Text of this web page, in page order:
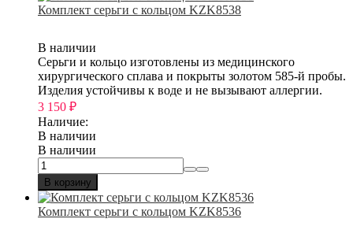
Комплект серьги с кольцом KZK8538
В наличии
Серьги и кольцо изготовлены из медицинского
хирургического сплава и покрыты золотом 585-й пробы.
Изделия устойчивы к воде и не вызывают аллергии.
3 150 ₽
Наличие:
В наличии
В наличии
В корзину
Комплект серьги с кольцом KZK8536